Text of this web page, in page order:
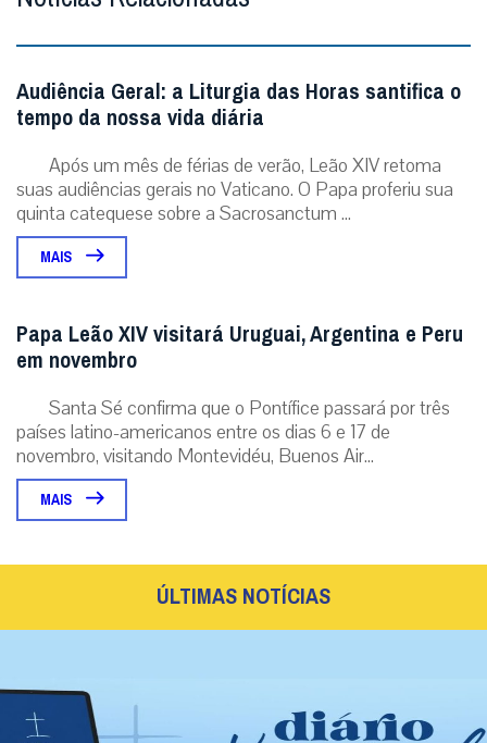
Audiência Geral: a Liturgia das Horas santifica o
tempo da nossa vida diária
Após um mês de férias de verão, Leão XIV retoma
suas audiências gerais no Vaticano. O Papa proferiu sua
quinta catequese sobre a Sacrosanctum ...
MAIS
Papa Leão XIV visitará Uruguai, Argentina e Peru
em novembro
Santa Sé confirma que o Pontífice passará por três
países latino-americanos entre os dias 6 e 17 de
novembro, visitando Montevidéu, Buenos Air...
MAIS
ÚLTIMAS NOTÍCIAS